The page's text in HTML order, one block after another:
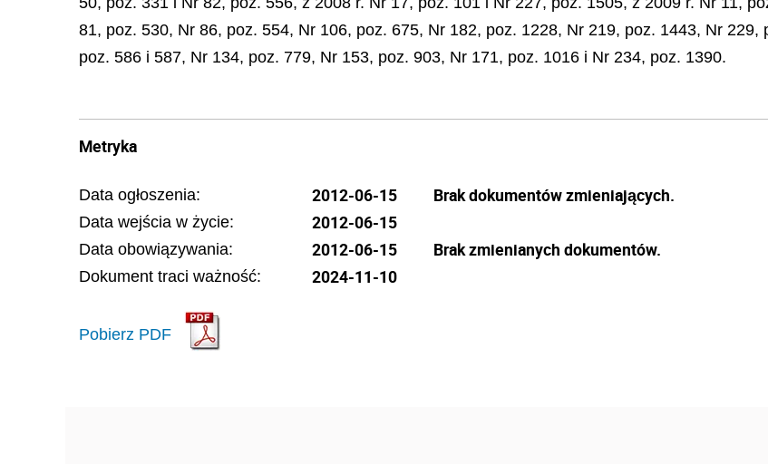
81, poz. 530, Nr 86, poz. 554, Nr 106, poz. 675, Nr 182, poz. 1228, Nr 219, poz. 1443, Nr
poz. 586 i 587, Nr 134, poz. 779, Nr 153, poz. 903, Nr 171, poz. 1016 i Nr 234, poz. 1390.
Metryka
Data ogłoszenia: 2012-06-15
Data wejścia w życie: 2012-06-15
Data obowiązywania: 2012-06-15
Dokument traci ważność: 2024-11-10
Pobierz PDF
Brak dokumentów zmieniających.
Brak zmienianych dokumentów.